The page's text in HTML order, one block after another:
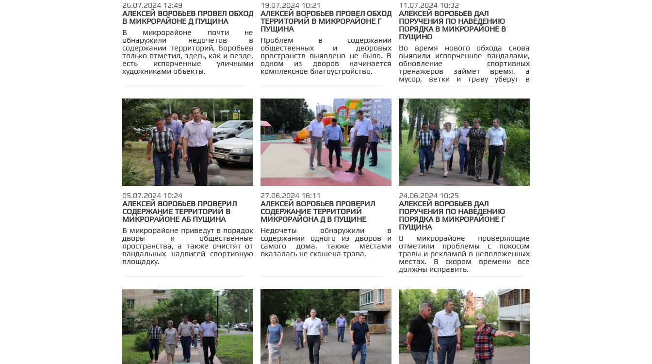
26.07.2024 12:49
АЛЕКСЕЙ ВОРОБЬЕВ ПРОВЕЛ ОБХОД
В МИКРОРАЙОНЕ Д ПУЩИНА
В микрорайоне почти не
обнаружили недочетов в
содержании территорий, Воробьев
только отметил, здесь, как и везде,
есть испорченные уличными
художниками объекты.
19.07.2024 10:21
АЛЕКСЕЙ ВОРОБЬЕВ ПРОВЕЛ ОБХОД
ТЕРРИТОРИЙ В МИКРОРАЙОНЕ Г
ПУЩИНА
Проблем в содержании
общественных и дворовых
пространств выявлено не было. В
одном из дворов начинается
комплексное благоустройство.
11.07.2024 10:32
АЛЕКСЕЙ ВОРОБЬЕВ ДАЛ
ПОРУЧЕНИЯ ПО НАВЕДЕНИЮ
ПОРЯДКА В МИКРОРАЙОНЕ В
ПУЩИНО
Во время нового обхода снова
выявили испорченное вандалами,
обновление спортивных
тренажеров займет время, а
мусор, ветки и траву уберут в
течение нескольких дней.
05.07.2024 10:24
АЛЕКСЕЙ ВОРОБЬЕВ ПРОВЕРИЛ
СОДЕРЖАНИЕ ТЕРРИТОРИЙ В
МИКРОРАЙОНЕ АБ ПУЩИНА
В микрорайоне приведут в порядок
дворы и общественные
пространства, а также очистят от
вандальных надписей спортивную
площадку.
27.06.2024 16:11
АЛЕКСЕЙ ВОРОБЬЕВ ПРОВЕРИЛ
СОДЕРЖАНИЕ ТЕРРИТОРИЙ
МИКРОРАЙОНА Д В ПУЩИНЕ
Недочеты обнаружили в
содержании одного из дворов и
самого дома, также местами
оказалась не скошена трава.
24.06.2024 10:25
АЛЕКСЕЙ ВОРОБЬЕВ ДАЛ
ПОРУЧЕНИЯ ПО НАВЕДЕНИЮ
ПОРЯДКА В МИКРОРАЙОНЕ Г
ПУЩИНА
В микрорайоне проверяющие
отметили проблемы с покосом
травы и рекламой в неположенных
местах. В скором времени все
должны исправить.